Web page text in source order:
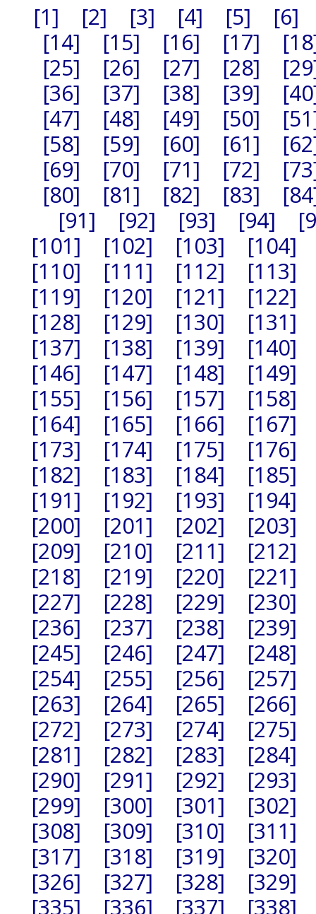
[1] [2] [3] [4] [5]
[6]
[14]
[15] [16] [17]
[25]
[26] [27] [28]
[36]
[37] [38] [39]
[47]
[48] [49] [50]
[58]
[59] [60] [61]
[69]
[70] [71] [72]
[80]
[81] [82] [83]
[91]
[92] [93] [94]
[101]
[102] [103]
[104]
[110]
[111] [112]
[113]
[119]
[120] [121]
[122]
[128]
[129] [130]
[131]
[137]
[138] [139]
[140]
[146]
[147] [148]
[149]
[155]
[156] [157]
[158]
[164]
[165] [166]
[167]
[173]
[174] [175]
[176]
[182]
[183] [184]
[185]
[191]
[192] [193]
[194]
[200]
[201] [202]
[203]
[209]
[210] [211]
[212]
[218]
[219] [220]
[221]
[227]
[228] [229]
[230]
[236]
[237] [238]
[239]
[245]
[246] [247]
[248]
[254]
[255] [256]
[257]
[263]
[264] [265]
[266]
[272]
[273] [274]
[275]
[281]
[282] [283]
[284]
[290]
[291] [292]
[293]
[299]
[300] [301]
[302]
[308]
[309] [310]
[311]
[317]
[318] [319]
[320]
[326]
[327] [328]
[329]
[335]
[336] [337] [338]